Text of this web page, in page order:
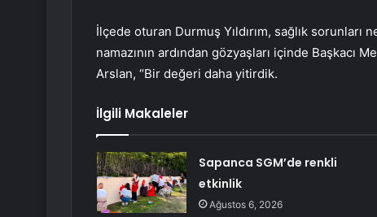
İlçede oturan Durmuş Yıldırım, sağlık sorunları
namazının ardından gözyaşları içinde Başkacı
Arslan, “Bir değeri daha yitirdik.
İlgili Makaleler
Sapanca SGM’de renkli
etkinlik
Ağustos 6, 2026